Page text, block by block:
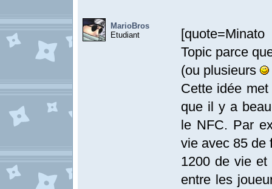
MarioBros
Etudiant
Topic parce
(ou plusieurs
Cette idée
que il y a
le NFC. Par
vie avec 85 de
1200 de vie
entre les